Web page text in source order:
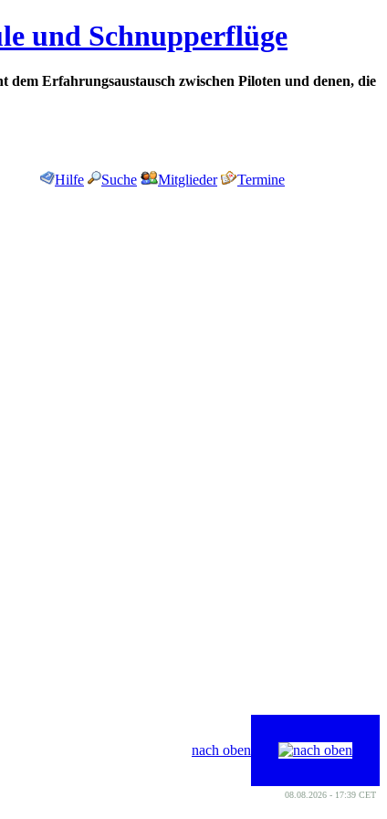
und Schnupperflüge
Erfahrungsaustausch zwischen Piloten und denen, die
Hilfe Suche Mitglieder Termine
nach oben
08.08.2026 - 17:39 CET